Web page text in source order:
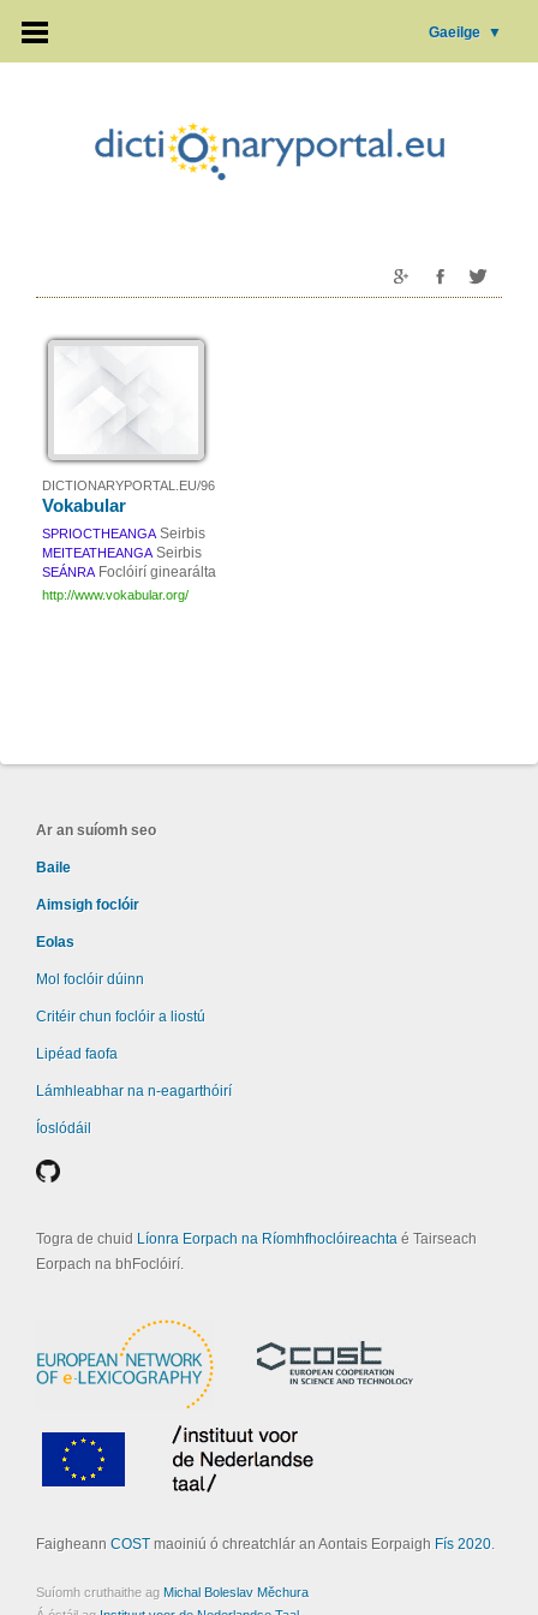
Gaeilge ▼
DICTIONARYPORTAL.EU/96
Vokabular
SPRIOCTHEANGA Seirbis
MEITEATHEANGA Seirbis
SEÁNRA Foclóirí ginearálta
http://www.vokabular.org/
Ar an suíomh seo
Baile
Aimsigh foclóir
Eolas
Mol foclóir dúinn
Critéir chun foclóir a liostú
Lipéad faofa
Lámhleabhar na n-eagarthóirí
Íoslódáil
Togra de chuid Líonra Eorpach na Ríomhfhoclóireachta é Tairseach
Eorpach na bhFoclóirí.
Faigheann COSTmaoiniú ó chreatchlár an Aontais Eorpaigh Fís 2020.
Suíomh cruthaithe ag Michal Boleslav Měchura